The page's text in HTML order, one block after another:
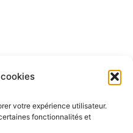
votre expérience utilisateur.
fonctionnalités et